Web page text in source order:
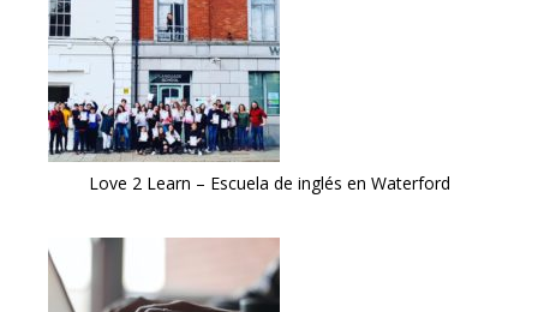
Love 2 Learn – Escuela de inglés en Waterford